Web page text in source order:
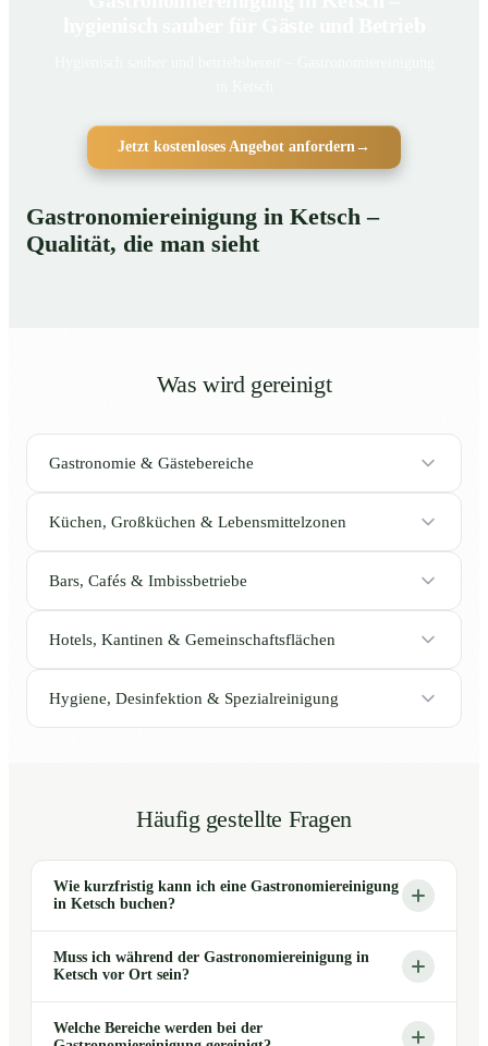
Jetzt kostenloses Angebot anfordern→
Gastronomiereinigung in Ketsch –
Qualität, die man sieht
Was wird gereinigt
Gastronomie & Gästebereiche
Küchen, Großküchen & Lebensmittelzonen
Bars, Cafés & Imbissbetriebe
Hotels, Kantinen & Gemeinschaftsflächen
Hygiene, Desinfektion & Spezialreinigung
Häufig gestellte Fragen
Wie kurzfristig kann ich eine Gastronomiereinigung
in Ketsch buchen?
Muss ich während der Gastronomiereinigung in
Ketsch vor Ort sein?
Welche Bereiche werden bei der